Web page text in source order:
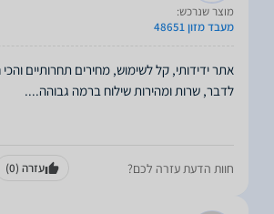
מוצר שנרכש:
מעבד מזון 48651
אתר ידידותי, קל לשימוש, מחירים תחרותיים
לדבר, שרות ומהירות שילוח ברמה גבוהה....
חוות הדעת עזרה לכם? עזרה (0)